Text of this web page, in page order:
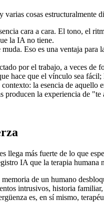
cosas
cara a cara. El tono, el
la IA no tiene.
Eso es una ventaja
por el trabajo, a veces
hace que el vínculo sea
la esencia de
la experiencia de
más fuerte de lo que
IA que la terapia humana
de un humano
intrusivos, historia
es, en sí mismo,